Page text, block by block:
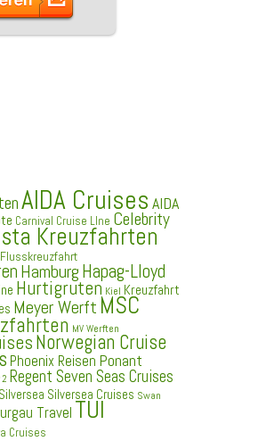
AIDA Cruises AIDA
Carnival Cruise LIne Celebrity
Kreuzfahrten
Flusskreuzfahrt
HamburgHapag-Lloyd
Hurtigruten Kiel Kreuzfahrt
Meyer Werft MSC
MV Werften
Norwegian Cruise
Phoenix Reisen Ponant
2 Regent Seven Seas Cruises
Silversea Silversea Cruises Swan
Travel TUI
Cruises